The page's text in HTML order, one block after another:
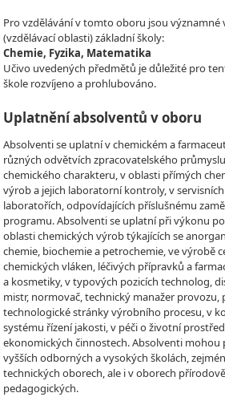
Pro vzdělávání v tomto oboru jsou významné
(vzdělávací oblasti) základní školy:
Chemie, Fyzika, Matematika
Učivo uvedených předmětů je důležité pro
škole rozvíjeno a prohlubováno.
Uplatnění absolventů v oboru
Absolventi se uplatní v chemickém a
různých odvětvích zpracovatelského
chemického charakteru, v oblasti přímých
výrob a jejich laboratorní kontroly, v
laboratořích, odpovídajících příslušnému
programu. Absolventi se uplatní při výkonu
oblasti chemických výrob týkajících se
chemie, biochemie a petrochemie, ve výrobě
chemických vláken, léčivých přípravků a
a kosmetiky, v typových pozicích technolog,
mistr, normovač, technický manažer provozu,
technologické stránky výrobního procesu, v
systému řízení jakosti, v péči o životní
ekonomických činnostech. Absolventi mohou
vyšších odborných a vysokých školách,
technických oborech, ale i v oborech
pedagogických.